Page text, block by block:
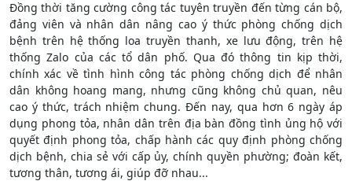
Đồng thời tăng cường công tác tuyên truyền đến từng cán bộ,
đảng viên và nhân dân nâng cao ý thức phòng chống dịch
bệnh trên hệ thống loa truyền thanh, xe lưu động, trên hệ
thống Zalo của các tổ dân phố. Qua đó thông tin kịp thời,
chính xác về tình hình công tác phòng chống dịch để nhân
dân không hoang mang, nhưng cũng không chủ quan, nêu
cao ý thức, trách nhiệm chung. Đến nay, qua hơn 6 ngày áp
dụng phong tỏa, nhân dân trên địa bàn đồng tình ủng hộ với
quyết định phong tỏa, chấp hành các quy định phòng chống
dịch bệnh, chia sẻ với cấp ủy, chính quyền phường; đoàn kết,
tương thân, tương ái, giúp đỡ nhau...